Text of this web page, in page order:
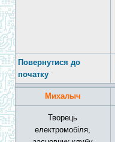
Повернутися до
початку
Михалыч
Творець
електромобіля,